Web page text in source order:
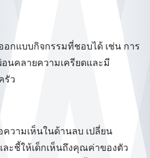
อกแบบกิจกรรมที่ชอบได้ เช่น การ
นคลายความเครียดและมี
รัว
วามเห็นในด้านลบ เปลี่ยน
ะชี้ให้เด็กเห็นถึงคุณค่าของตัว